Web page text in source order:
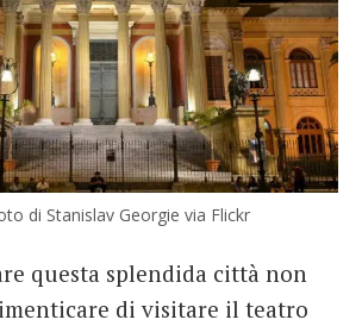
di Stanislav Georgie via Flickr
questa splendida città non
di visitare il teatro